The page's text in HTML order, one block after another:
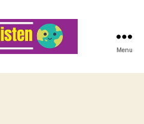
Menu